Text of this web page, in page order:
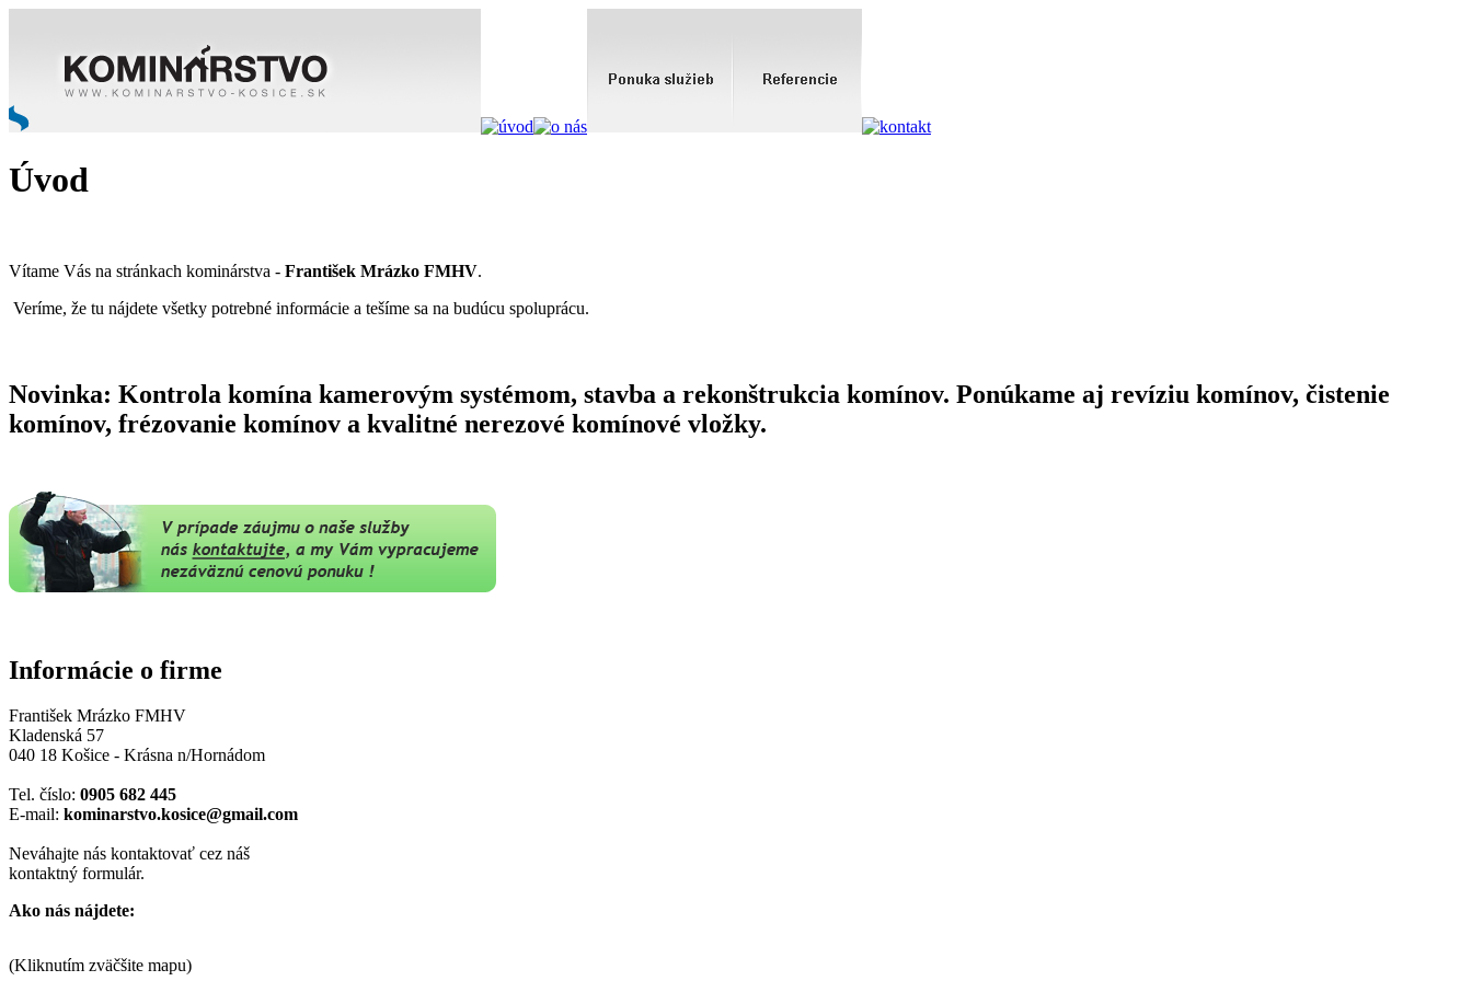
Úvod
Vítame Vás na stránkach kominárstva - František Mrázko FMHV.
Veríme, že tu nájdete všetky potrebné informácie a tešíme sa na budúcu spoluprácu.
Novinka: Kontrola komína kamerovým systémom, stavba a rekonštrukcia komínov. Ponúkame aj revíziu komínov, čistenie
komínov, frézovanie komínov a kvalitné nerezové komínové vložky.
Informácie o firme
František Mrázko FMHV
Kladenská 57
040 18 Košice - Krásna n/Hornádom
Tel. číslo: 0905 682 445
E-mail: kominarstvo.kosice@gmail.com
Neváhajte nás kontaktovať cez náš
kontaktný formulár.
Ako nás nájdete:
(Kliknutím zväčšite mapu)